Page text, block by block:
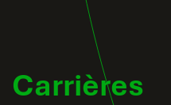
Carrières